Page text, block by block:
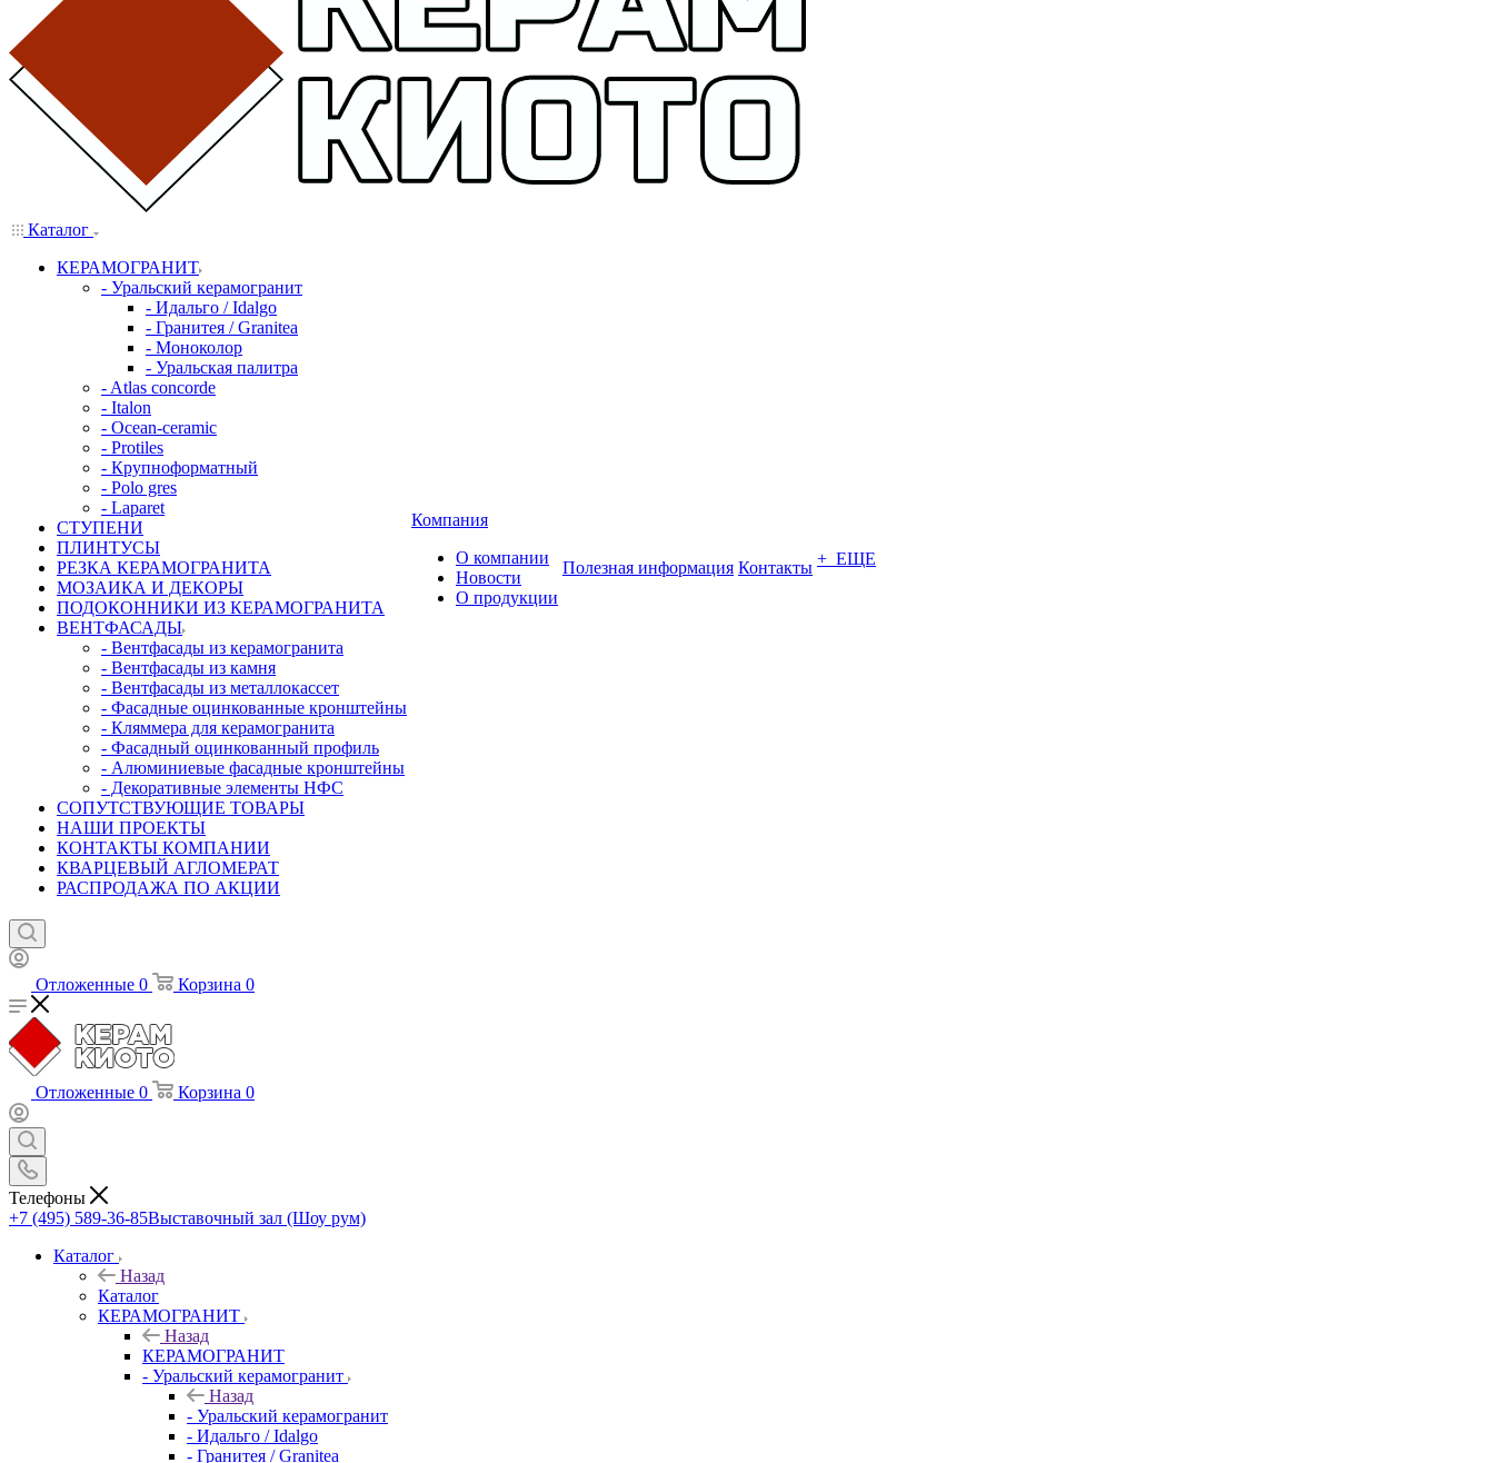
Каталог
КЕРАМОГРАНИТ
- Уральский керамогранит
- Идальго / Idalgo
- Гранитея / Granitea
- Моноколор
- Уральская палитра
- Atlas concorde
- Italon
- Ocean-ceramic
- Protiles
- Крупноформатный
- Polo gres
- Laparet
СТУПЕНИ
ПЛИНТУСЫ
РЕЗКА КЕРАМОГРАНИТА
МОЗАИКА И ДЕКОРЫ
ПОДОКОННИКИ ИЗ КЕРАМОГРАНИТА
ВЕНТФАСАДЫ
- Вентфасады из керамогранита
- Вентфасады из камня
- Вентфасады из металлокассет
- Фасадные оцинкованные кронштейны
- Кляммера для керамогранита
- Фасадный оцинкованный профиль
- Алюминиевые фасадные кронштейны
- Декоративные элементы НФС
СОПУТСТВУЮЩИЕ ТОВАРЫ
НАШИ ПРОЕКТЫ
КОНТАКТЫ КОМПАНИИ
КВАРЦЕВЫЙ АГЛОМЕРАТ
РАСПРОДАЖА ПО АКЦИИ
Компания
О компании
Новости
О продукции
Полезная информация Контакты + ЕЩЕ
Отложенные 0 Корзина 0
Отложенные 0 Корзина 0
Телефоны
+7 (495) 589-36-85Выставочный зал (Шоу рум)
Каталог
Назад
Каталог
КЕРАМОГРАНИТ
Назад
КЕРАМОГРАНИТ
- Уральский керамогранит
Назад
- Уральский керамогранит
- Идальго / Idalgo
- Гранитея / Granitea